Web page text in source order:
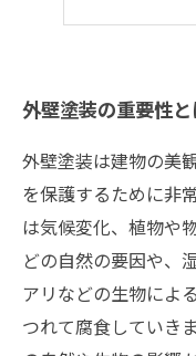
外壁塗装の重要性と
外壁塗装は建物の美
を保護するために非
は気候変化、植物や
どの自然の要因や、
アリなどの生物によ
つれて腐食していき